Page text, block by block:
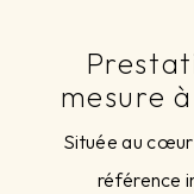
mesure
Située au cœur
référence